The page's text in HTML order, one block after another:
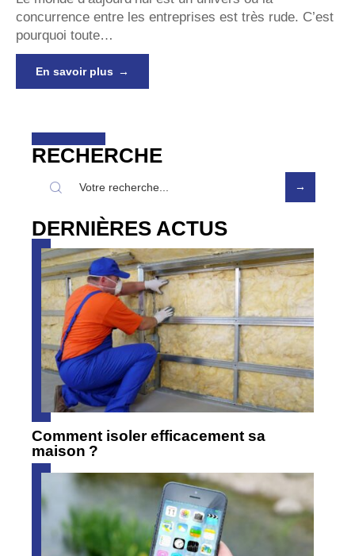
concurrence entre les entreprises est très rude. C’est
pourquoi toute…
En savoir plus
RECHERCHE
DERNIÈRES ACTUS
Comment isoler efficacement sa
maison ?